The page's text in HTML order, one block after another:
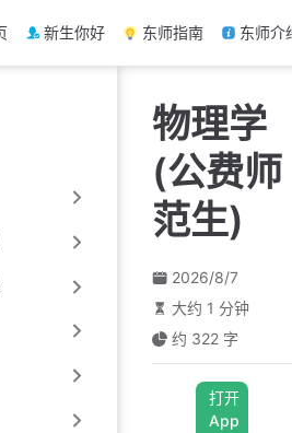
新生你好 东师指南 东师介
物理学
(公费师
范生)
2026/8/7
大约 1 分钟
约 322 字
打开
App